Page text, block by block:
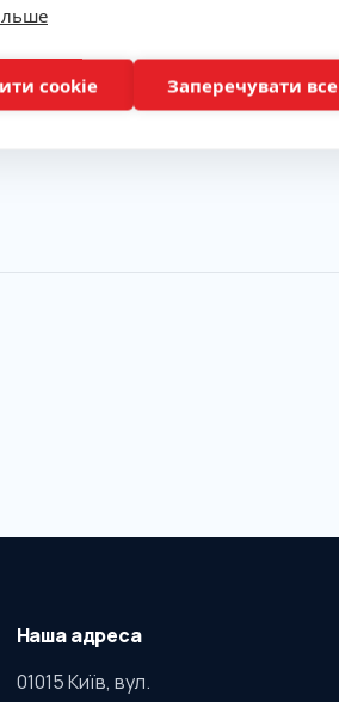
cookie Заперечувати все
Наша адреса
01015 Київ, вул.